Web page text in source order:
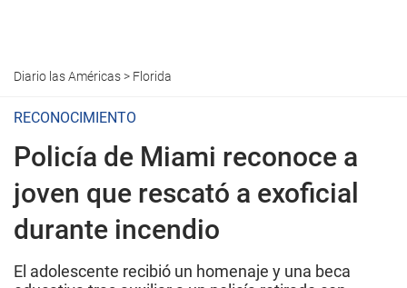
Diario las Américas> Florida
RECONOCIMIENTO
Policía de Miami reconoce a
joven que rescató a exoficial
durante incendio
El adolescente recibió un homenaje y una beca